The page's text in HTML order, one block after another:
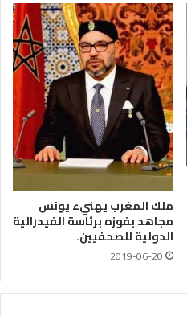
ملك المغرب يهنيء يونس
مجاهد بفوزه برئاسة الفيدرالية
الدولية للصحفيين.
2019-06-20